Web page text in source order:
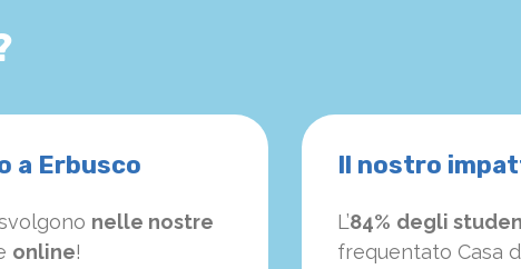
a Erbusco
nelle nostre
online!
Il nostro
L’84% degli
frequentato Casa